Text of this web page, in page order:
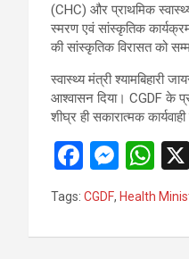
(CHC) और प्राथमिक स्वास्थ्य
स्मरण एवं सांस्कृतिक
की सांस्कृतिक विरासत को
स्वास्थ्य मंत्री श्यामबिहारी
आश्वासन दिया। CGDF के
शीघ्र ही सकारात्मक
F
a
ce
b
M
es
se
n
W
h
at
s
Tags: CGDF, Health